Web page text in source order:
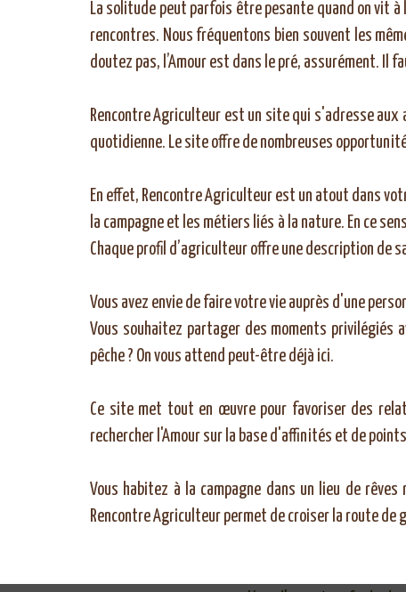
La solitude peut parfois être pesante quand on vit
rencontres. Nous fréquentons bien souvent les
doutez pas, l’Amour est dans le pré, assurément. Il
Rencontre Agriculteur est un site qui s'adresse
quotidienne. Le site offre de nombreuses
En effet, Rencontre Agriculteur est un atout dans
la campagne et les métiers liés à la nature. En ce
Chaque profil d’agriculteur offre une description de
Vous avez envie de faire votre vie auprès d'une
Vous souhaitez partager des moments privilégiés
pêche ? On vous attend peut-être déjà ici.
Ce site met tout en œuvre pour favoriser des
rechercher l'Amour sur la base d'affinités et de points
Vous habitez à la campagne dans un lieu de
Rencontre Agriculteur permet de croiser la route